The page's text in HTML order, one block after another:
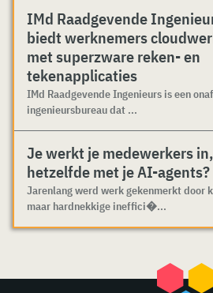
IMd Raadgevende
biedt werknemers
met superzware reken- en
tekenapplicaties
IMd Raadgevende Ingenieurs is een
ingenieursbureau dat ...
Je werkt je medewerkers
hetzelfde met je AI-agents?
Jarenlang werd werk gekenmerkt door
maar hardnekkige ineffici�...